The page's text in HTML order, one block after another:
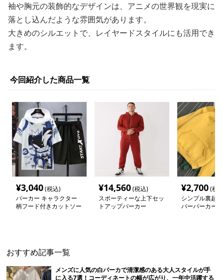
袖や胸元の装飾的なデザインは、アニメの世界観を現実に
落とし込んだような雰囲気があります。
大きめのシルエットで、レイヤードスタイルにも活用でき
ます。
今回紹介した商品一覧
¥3,040(税込)
パーカー キャラクター
柄フード付きカットソー
¥14,560(税込)
スポーティーな上下セッ
トアップパーカー
¥2,700(税
シンプル裏起
バーパーカー
おすすめ記事一覧
メンズに人気の白パーカで清潔感のある大人スタイルが手
に入る7選！コーディネートの幅が広がり、一年中活躍する